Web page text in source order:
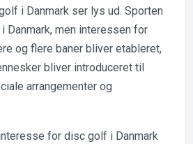
i Danmark ser lys ud. Sporten
Danmark, men interessen for
og flere baner bliver etableret,
bliver introduceret til
arrangementer og
for disc golf i Danmark